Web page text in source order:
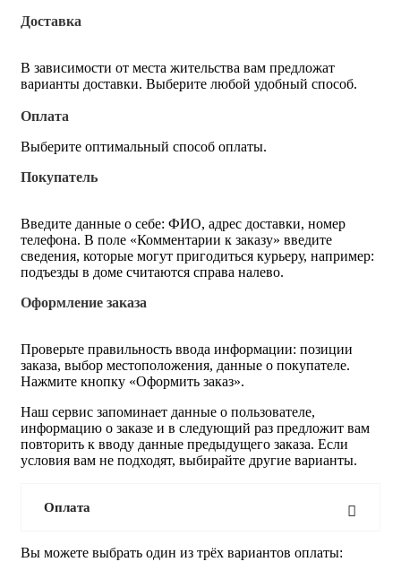
Доставка
В зависимости от места жительства вам предложат
варианты доставки. Выберите любой удобный способ.
Оплата
Выберите оптимальный способ оплаты.
Покупатель
Введите данные о себе: ФИО, адрес доставки, номер
телефона. В поле «Комментарии к заказу» введите
сведения, которые могут пригодиться курьеру, например:
подъезды в доме считаются справа налево.
Оформление заказа
Проверьте правильность ввода информации: позиции
заказа, выбор местоположения, данные о покупателе.
Нажмите кнопку «Оформить заказ».
Наш сервис запоминает данные о пользователе,
информацию о заказе и в следующий раз предложит вам
повторить к вводу данные предыдущего заказа. Если
условия вам не подходят, выбирайте другие варианты.
Оплата
Вы можете выбрать один из трёх вариантов оплаты: